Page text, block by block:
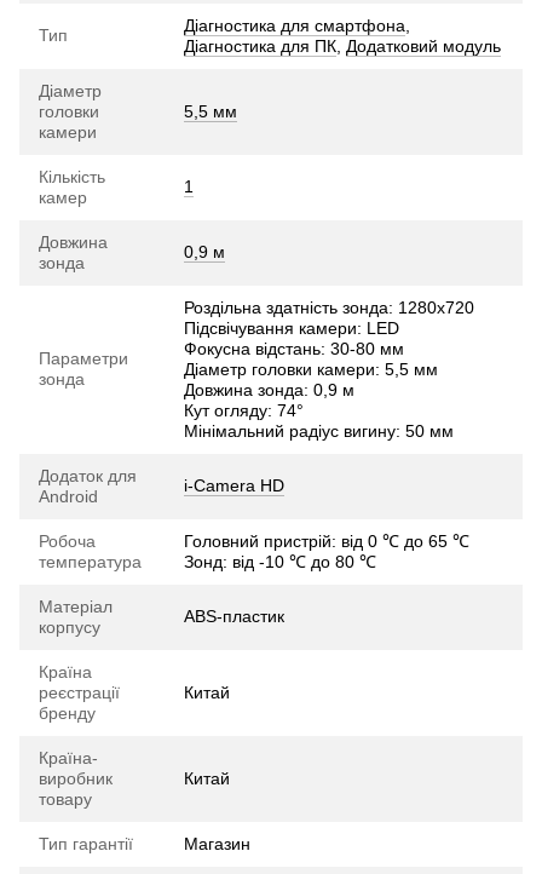
Тип Діагностика для смартфона
Діагностика для ПК Додатковий модуль
Діаметр
головки
камери
5,5 мм
Кількість
камер
1
Довжина
зонда
0,9 м
Параметри
зонда
Роздільна здатність зонда: 1280х720
Підсвічування камери: LED
Фокусна відстань: 30-80 мм
Діаметр головки камери: 5,5 мм
Довжина зонда: 0,9 м
Кут огляду: 74°
Мінімальний радіус вигину: 50 мм
Додаток для
Android
i-Camera HD
Робоча
температура
Головний пристрій: від 0 ℃ до 65 ℃
Зонд: від -10 ℃ до 80 ℃
Матеріал
корпусу
ABS-пластик
Країна
реєстрації
бренду
Китай
Країна-
виробник
товару
Китай
Тип гарантії Магазин